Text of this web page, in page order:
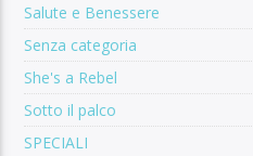
Salute e Benessere
Senza categoria
She's a Rebel
Sotto il palco
SPECIALI